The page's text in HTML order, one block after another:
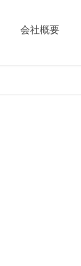
会社概要